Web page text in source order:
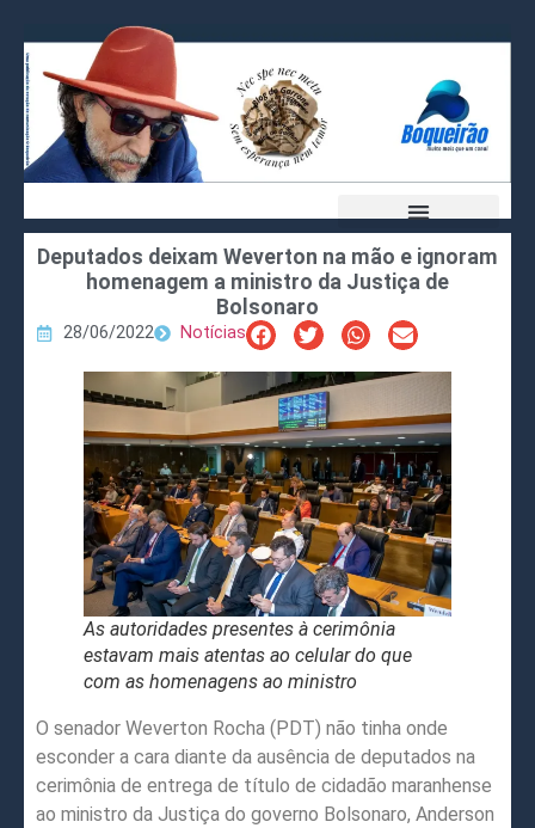
Deputados deixam Weverton na mão e ignoram
homenagem a ministro da Justiça de
Bolsonaro
28/06/2022 Notícias
As autoridades presentes à cerimônia
estavam mais atentas ao celular do que
com as homenagens ao ministro
O senador Weverton Rocha (PDT) não tinha onde
esconder a cara diante da ausência de deputados na
cerimônia de entrega de título de cidadão maranhense
ao ministro da Justiça do governo Bolsonaro, Anderson